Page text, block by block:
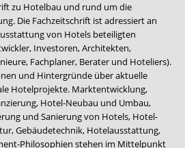
zu Hotelbau und rund um die
Die Fachzeitschrift ist adressiert an
von Hotels beteiligten
Investoren, Architekten,
Fachplaner, Berater und Hoteliers).
und Hintergründe über aktuelle
Hotelprojekte. Marktentwicklung,
Hotel-Neubau und Umbau,
und Sanierung von Hotels, Hotel-
Gebäudetechnik, Hotelausstattung,
Philosophien stehen im Mittelpunkt